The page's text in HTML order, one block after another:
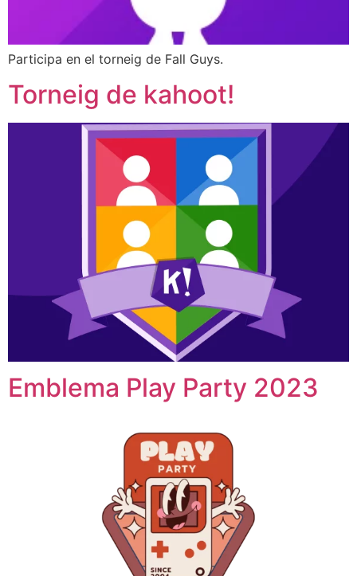
Participa en el torneig de Fall Guys.
Torneig de kahoot!
Emblema Play Party 2023